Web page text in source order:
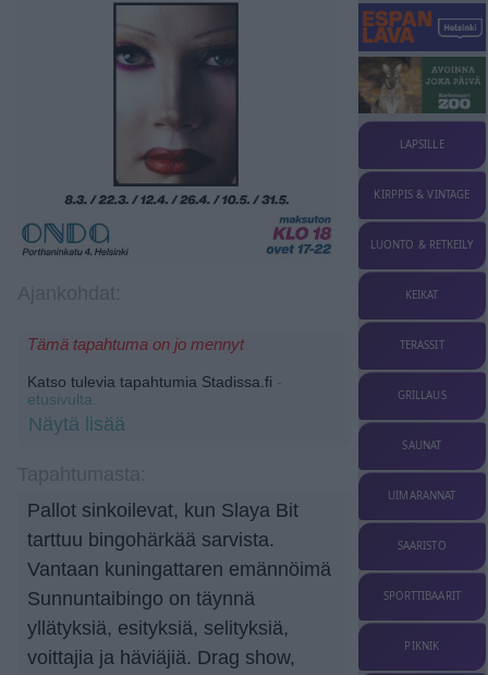
Tämä tapahtuma on jo mennyt
Katso tulevia tapahtumia Stadissa.fi -
etusivulta.
Näytä lisää
Pallot sinkoilevat, kun Slaya Bit
tarttuu bingohärkää sarvista.
Vantaan kuningattaren emännöimä
Sunnuntaibingo on täynnä
yllätyksiä, esityksiä, selityksiä,
voittajia ja häviäjiä. Drag show,
LAPSILLE
KIRPPIS & VINTAGE
LUONTO & RETKEILY
KEIKAT
TERASSIT
GRILLAUS
SAUNAT
UIMARANNAT
SAARISTO
SPORTTIBAARIT
PIKNIK